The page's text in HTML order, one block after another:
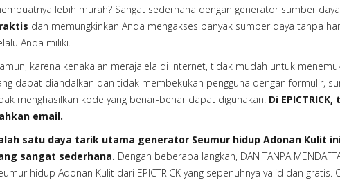
lebih murah? Sangat sederhana dengan generator sumber daya
dan memungkinkan Anda mengakses banyak sumber daya tanpa
Anda miliki.
karena kenakalan merajalela di Internet, tidak mudah untuk
dapat diandalkan dan tidak membekukan pengguna dengan formulir,
menghasilkan kode yang benar-benar dapat digunakan. Di
email.
satu daya tarik utama generator Seumur hidup Adonan Kulit
sangat sederhana. Dengan beberapa langkah, DAN TANPA
hidup Adonan Kulit dari EPICTRICK yang sepenuhnya valid dan